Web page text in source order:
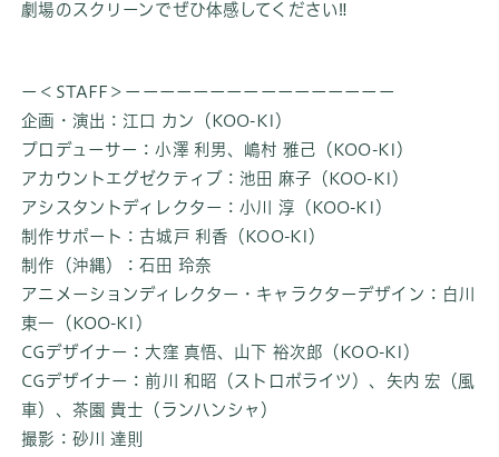
劇場のスクリーンでぜひ体感してください‼️
ー＜STAFF＞ーーーーーーーーーーーーーーーー
企画・演出：江口 カン（KOO-KI）
プロデューサー：小澤 利男、嶋村 雅己（KOO-KI）
アカウントエグゼクティブ：池田 麻子（KOO-KI）
アシスタントディレクター：小川 淳（KOO-KI）
制作サポート：古城戸 利香（KOO-KI）
制作（沖縄）：石田 玲奈
アニメーションディレクター・キャラクターデザイン： 白川
東一
（KOO-KI）
CGデザイナー： 大窪 真悟、 山下 裕次郎（KOO-KI）
CGデザイナー：前川 和昭（ストロボライツ）、矢内 宏（風
車）、茶園 貴士（ランハンシャ）
撮影：砂川 達則